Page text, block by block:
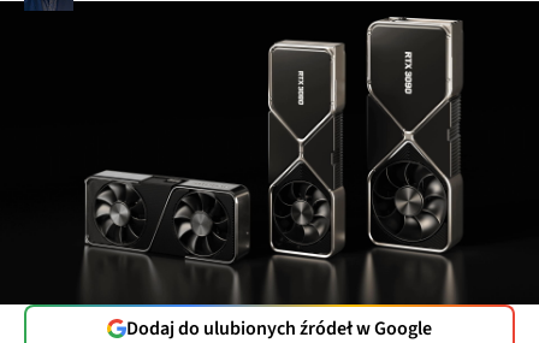
Dodaj do ulubionych źródeł w Google